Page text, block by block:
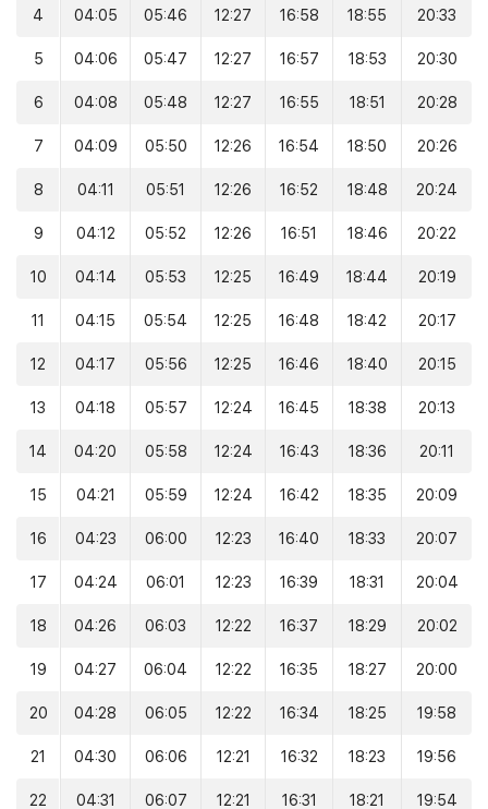
4 04:05 05:46 12:27 16:58 18:55 20:33
5 04:06 05:47 12:27 16:57 18:53 20:30
6 04:08 05:48 12:27 16:55 18:51 20:28
7 04:09 05:50 12:26 16:54 18:50 20:26
8 04:11 05:51 12:26 16:52 18:48 20:24
9 04:12 05:52 12:26 16:51 18:46 20:22
10 04:14 05:53 12:25 16:49 18:44 20:19
11 04:15 05:54 12:25 16:48 18:42 20:17
12 04:17 05:56 12:25 16:46 18:40 20:15
13 04:18 05:57 12:24 16:45 18:38 20:13
14 04:20 05:58 12:24 16:43 18:36 20:11
15 04:21 05:59 12:24 16:42 18:35 20:09
16 04:23 06:00 12:23 16:40 18:33 20:07
17 04:24 06:01 12:23 16:39 18:31 20:04
18 04:26 06:03 12:22 16:37 18:29 20:02
19 04:27 06:04 12:22 16:35 18:27 20:00
20 04:28 06:05 12:22 16:34 18:25 19:58
21 04:30 06:06 12:21 16:32 18:23 19:56
22 04:31 06:07 12:21 16:31 18:21 19:54